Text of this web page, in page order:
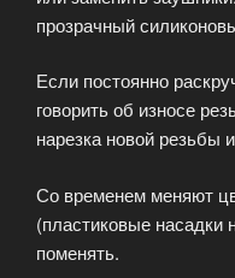
прозрачный
Если постоянно
говорить об износе
нарезка новой резьбы
Со временем меняют
(пластиковые насадки
поменять.